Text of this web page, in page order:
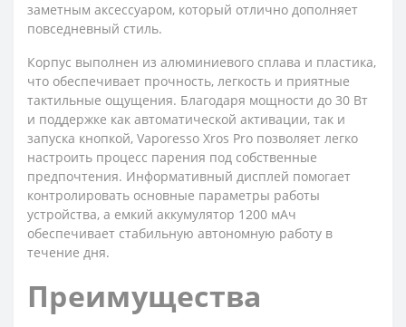
заметным аксессуаром, который отлично дополняет
повседневный стиль.
Корпус выполнен из алюминиевого сплава и пластика,
что обеспечивает прочность, легкость и приятные
тактильные ощущения. Благодаря мощности до 30 Вт
и поддержке как автоматической активации, так и
запуска кнопкой, Vaporesso Xros Pro позволяет легко
настроить процесс парения под собственные
предпочтения. Информативный дисплей помогает
контролировать основные параметры работы
устройства, а емкий аккумулятор 1200 мАч
обеспечивает стабильную автономную работу в
течение дня.
Преимущества